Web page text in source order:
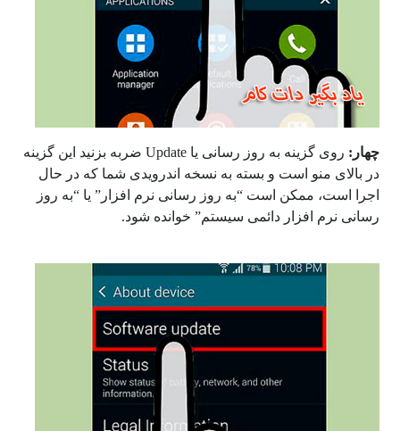
چهار: روی گزینه به روز رسانی یاUpdateضربه بزنید این گزینه
در بالای منو است و بسته به نسخه اندرویدی شما که در حال
اجرا است، ممکن است “به روز رسانی نرم افزار” یا “به روز
رسانی نرم افزار دائمی سیستم” خوانده شود.